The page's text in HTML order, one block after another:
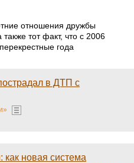
отношения дружбы
тот факт, что с 2006
года
в ДТП с
как новая система